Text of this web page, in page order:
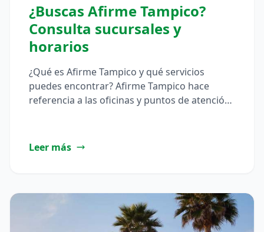
¿Buscas Afirme Tampico?
Consulta sucursales y
horarios
¿Qué es Afirme Tampico y qué servicios
puedes encontrar? Afirme Tampico hace
referencia a las oficinas y puntos de atención
Leer más